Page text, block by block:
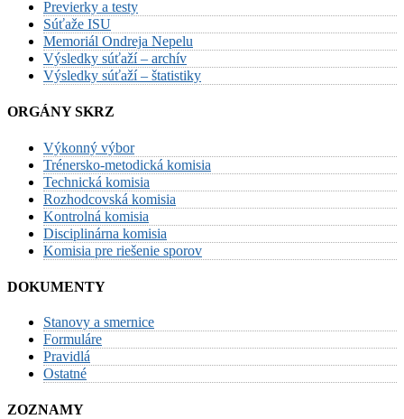
Previerky a testy
Súťaže ISU
Memoriál Ondreja Nepelu
Výsledky súťaží – archív
Výsledky súťaží – štatistiky
ORGÁNY SKRZ
Výkonný výbor
Trénersko-metodická komisia
Technická komisia
Rozhodcovská komisia
Kontrolná komisia
Disciplinárna komisia
Komisia pre riešenie sporov
DOKUMENTY
Stanovy a smernice
Formuláre
Pravidlá
Ostatné
ZOZNAMY